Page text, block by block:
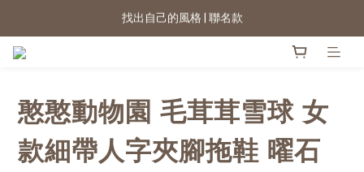
2026新色上市 | 快看
憨憨動物園 毛茸茸雪球 女
款細帶人字夾腳拖鞋 曜石